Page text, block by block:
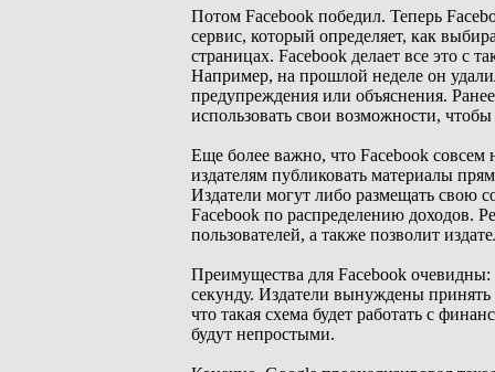
Потом Facebook победил. Теперь
сервис, который определяет, как
страницах. Facebook делает все это с
Например, на прошлой неделе он
предупреждения или объяснения.
использовать свои возможности,
Еще более важно, что Facebook совсем
издателям публиковать материалы
Издатели могут либо размещать свою
Facebook по распределению доходов.
пользователей, а также позволит
Преимущества для Facebook очевидны:
секунду. Издатели вынуждены принять
что такая схема будет работать с
будут непростыми.